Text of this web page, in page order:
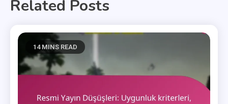
Related Posts
14 MINS READ